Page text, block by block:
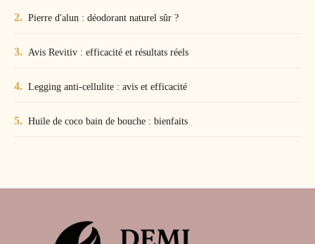
Pierre d'alun : déodorant naturel sûr ?
Avis Revitiv : efficacité et résultats réels
Legging anti-cellulite : avis et efficacité
Huile de coco bain de bouche : bienfaits